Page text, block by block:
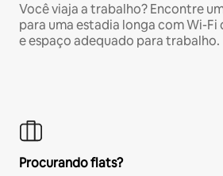
Você viaja a trabalho? Encontre
para uma estadia longa com Wi-
e espaço adequado para trabalho.
Procurando flats?